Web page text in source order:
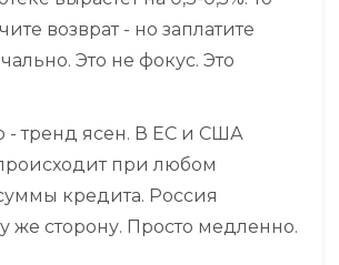
возврат - но заплатите
Это не фокус. Это
- тренд ясен. В ЕС и США
при любом
кредита. Россия
же сторону. Просто медленно.